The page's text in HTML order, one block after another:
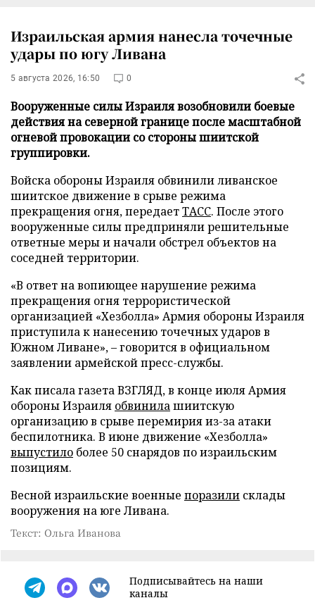
Израильская армия нанесла точечные
удары по югу Ливана
5 августа 2026, 16:50 0
Вооруженные силы Израиля возобновили боевые
действия на северной границе после масштабной
огневой провокации со стороны шиитской
группировки.
Войска обороны Израиля обвинили ливанское
шиитское движение в срыве режима
прекращения огня, передаетТАСС. После этого
вооруженные силы предприняли решительные
ответные меры и начали обстрел объектов на
соседней территории.
«В ответ на вопиющее нарушение режима
прекращения огня террористической
организацией «Хезболла» Армия обороны Израиля
приступила к нанесению точечных ударов в
Южном Ливане», – говорится в официальном
заявлении армейской пресс-службы.
Как писала газета ВЗГЛЯД, в конце июля Армия
обороны Израиля обвинилашиитскую
организацию в срыве перемирия из-за атаки
беспилотника. В июне движение «Хезболла»
выпустило более 50 снарядов по израильским
позициям.
Весной израильские военные поразили склады
вооружения на юге Ливана.
Текст: Ольга Иванова
Подписывайтесь на наши
каналы